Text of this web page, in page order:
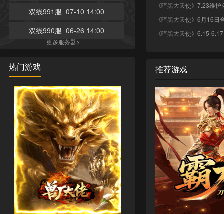
双线991服 07-10 14:00
双线990服 06-26 14:00
更多服务器>
热门游戏
《暗黑大天使》7.23维护
《暗黑大天使》6月16日
《暗黑大天使》6.15-
推荐游戏